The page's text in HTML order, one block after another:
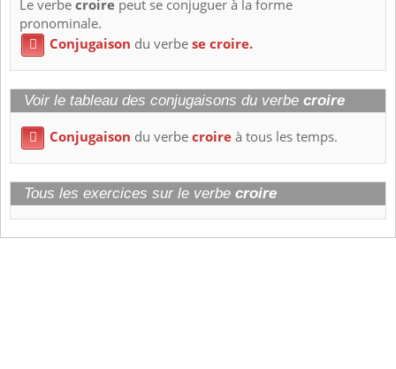
Le verbecroire peut se conjuguer à la forme
pronominale.
 Conjugaison du verbese croire.
Voir le tableau des conjugaisons du verbe croire
 Conjugaison du verbecroireà tous les temps.
Tous les exercices sur le verbe croire